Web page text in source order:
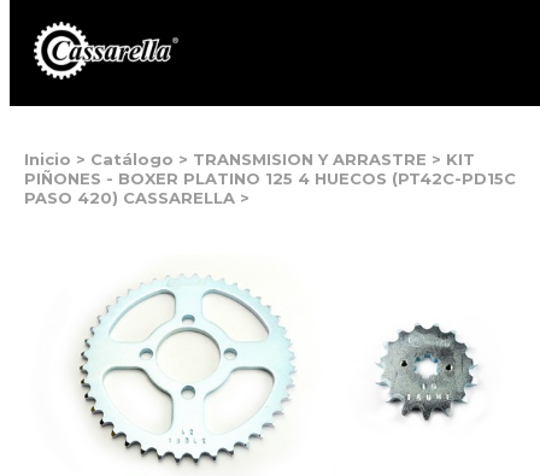
Inicio > Catálogo > TRANSMISION Y ARRASTRE > KIT
PIÑONES - BOXER PLATINO 125 4 HUECOS (PT42C-PD15C
PASO 420) CASSARELLA >